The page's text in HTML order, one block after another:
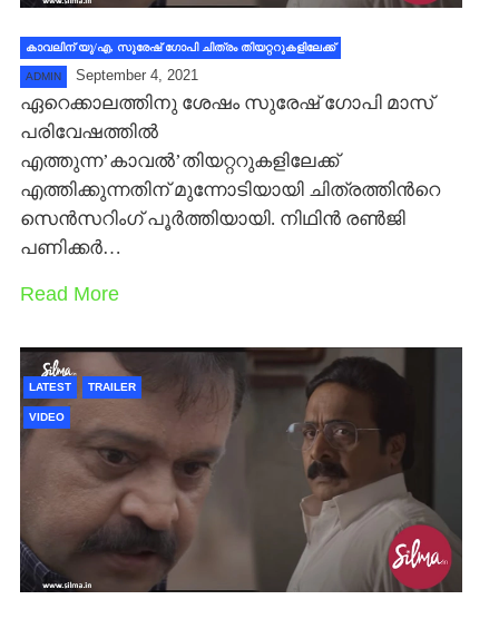
കാവലിന് യു/എ, സുരേഷ് ഗോപി ചിത്രം തിയറ്ററുകളിലേക്ക്
ADMIN September 4, 2021
ഏറെക്കാലത്തിനു ശേഷം സുരേഷ് ഗോപി മാസ്
പരിവേഷത്തില്‍
എത്തുന്ന’കാവല്‍’തിയറ്ററുകളിലേക്ക്
എത്തിക്കുന്നതിന് മുന്നോടിയായി ചിത്രത്തിന്‍റെ
സെന്‍സറിംഗ് പൂര്‍ത്തിയായി. നിഥിന്‍ രണ്‍ജി
പണിക്കര്‍…
Read More
LATEST TRAILER
VIDEO